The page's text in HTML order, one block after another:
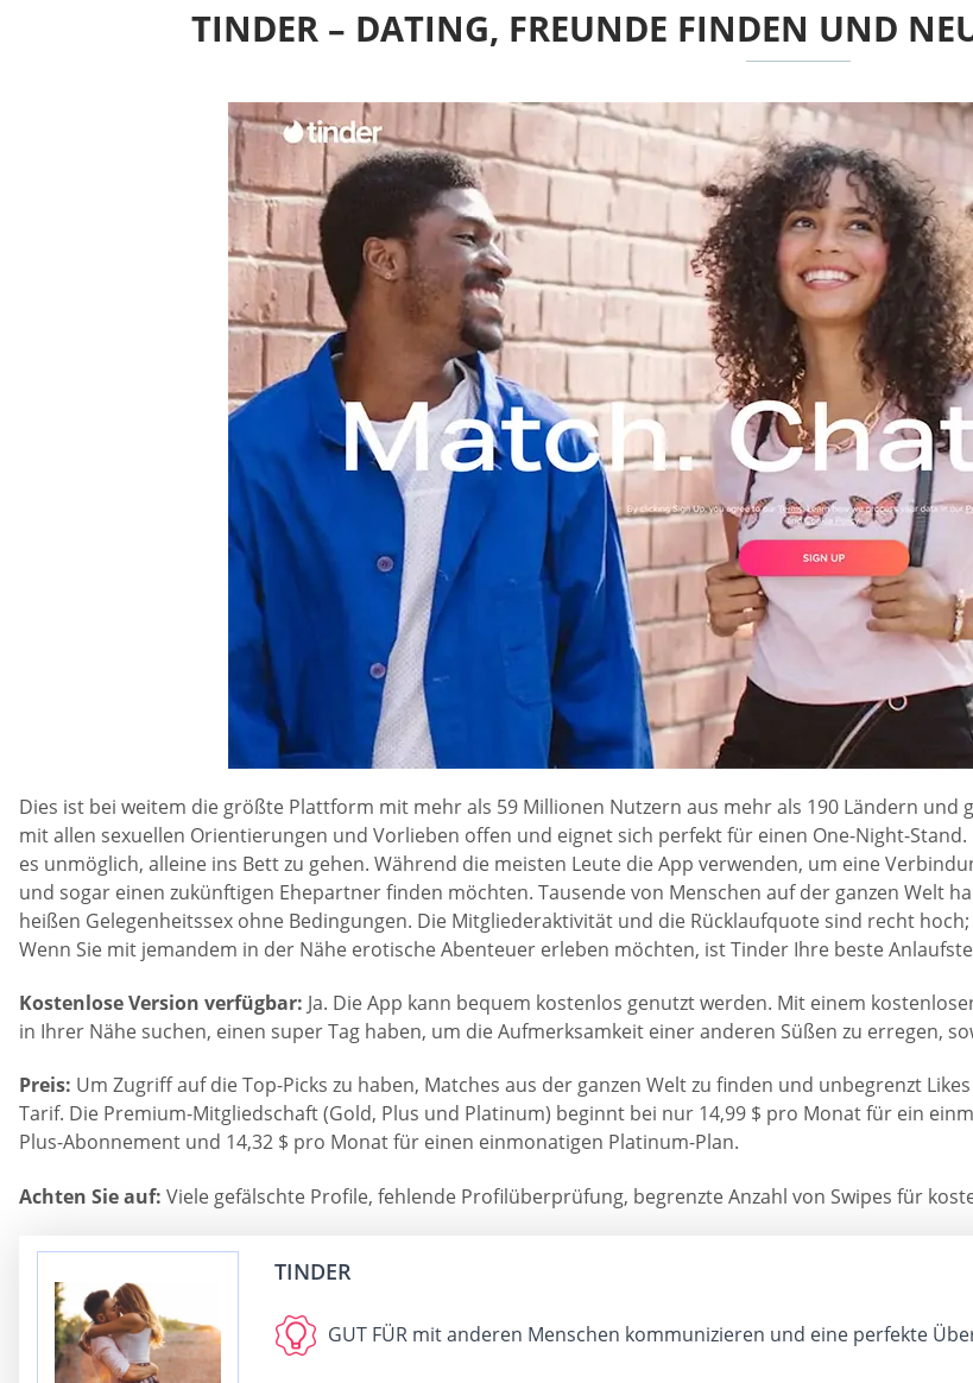
TINDER – DATING, FREUNDE FINDEN UND
Dies ist bei weitem die größte Plattform mit mehr als 59 Millionen Nutzern aus mehr als 190 Ländern und
mit allen sexuellen Orientierungen und Vorlieben offen und eignet sich perfekt für einen One-Night-
es unmöglich, alleine ins Bett zu gehen. Während die meisten Leute die App verwenden, um eine
und sogar einen zukünftigen Ehepartner finden möchten. Tausende von Menschen auf der ganzen Welt
heißen Gelegenheitssex ohne Bedingungen. Die Mitgliederaktivität und die Rücklaufquote sind recht
Wenn Sie mit jemandem in der Nähe erotische Abenteuer erleben möchten, ist Tinder Ihre beste
Kostenlose Version verfügbar: Ja. Die App kann bequem kostenlos genutzt werden. Mit einem
in Ihrer Nähe suchen, einen super Tag haben, um die Aufmerksamkeit einer anderen Süßen zu erregen,
Preis: Um Zugriff auf die Top-Picks zu haben, Matches aus der ganzen Welt zu finden und unbegrenzt
Tarif. Die Premium-Mitgliedschaft (Gold, Plus und Platinum) beginnt bei nur 14,99 $ pro Monat für ein
Plus-Abonnement und 14,32 $ pro Monat für einen einmonatigen Platinum-Plan.
Achten Sie auf: Viele gefälschte Profile, fehlende Profilüberprüfung, begrenzte Anzahl von Swipes für
TINDER
GUT FÜR mit anderen Menschen kommunizieren und eine perfekte